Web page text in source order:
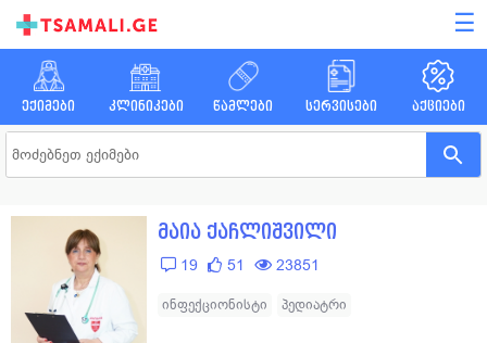
☰
ექიმები კლინიკები წამლები სერვისები აქციები
მაია ქაჩლიშვილი
19 51 23851
ინფექციონისტი პედიატრი